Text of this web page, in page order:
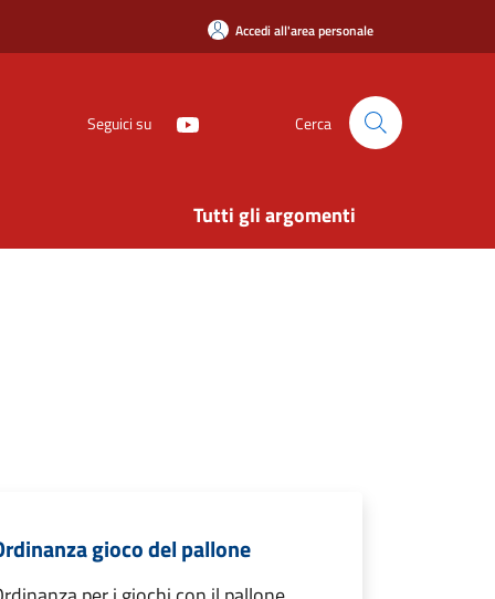
Accedi all'area personale
Seguici su Cerca
Tutti gli argomenti
gioco del pallone